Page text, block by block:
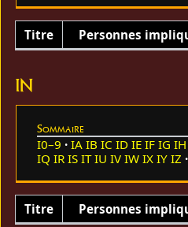
Titre Personnes
IN
Sommaire
I0–9 IA IB IC ID IE IF IG IH
IQ IR IS IT IU IV IW IX IY IZ
Titre Personnes